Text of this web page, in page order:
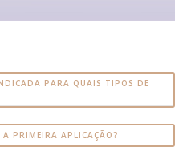
PARA QUAIS TIPOS DE
PRIMEIRA APLICAÇÃO?